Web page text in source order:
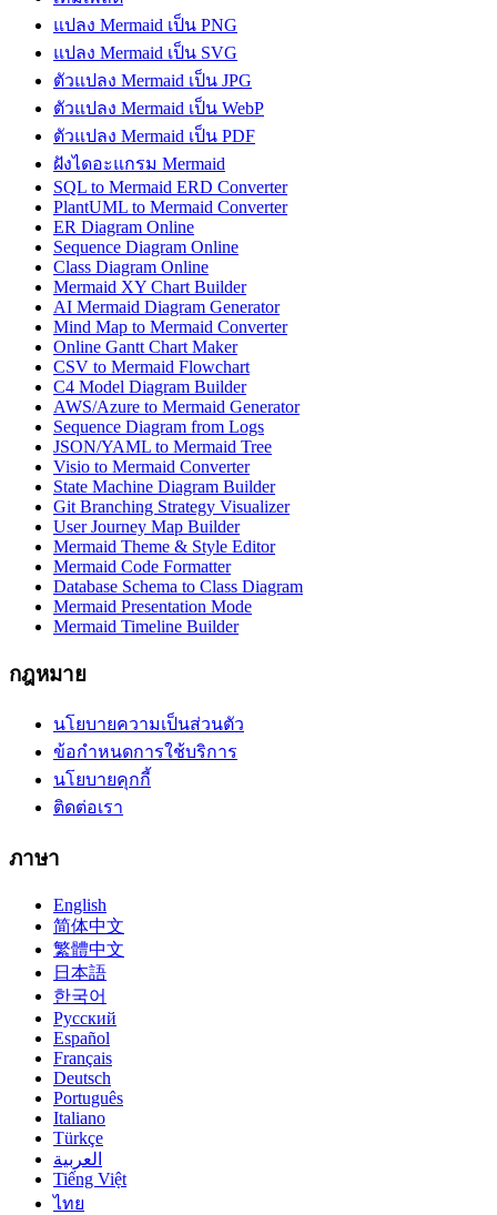
แปลง Mermaid เป็น PNG
แปลง Mermaid เป็น SVG
ตัวแปลง Mermaid เป็น JPG
ตัวแปลง Mermaid เป็น WebP
ตัวแปลง Mermaid เป็น PDF
ฝังไดอะแกรม Mermaid
SQL to Mermaid ERD Converter
PlantUML to Mermaid Converter
ER Diagram Online
Sequence Diagram Online
Class Diagram Online
Mermaid XY Chart Builder
AI Mermaid Diagram Generator
Mind Map to Mermaid Converter
Online Gantt Chart Maker
CSV to Mermaid Flowchart
C4 Model Diagram Builder
AWS/Azure to Mermaid Generator
Sequence Diagram from Logs
JSON/YAML to Mermaid Tree
Visio to Mermaid Converter
State Machine Diagram Builder
Git Branching Strategy Visualizer
User Journey Map Builder
Mermaid Theme & Style Editor
Mermaid Code Formatter
Database Schema to Class Diagram
Mermaid Presentation Mode
Mermaid Timeline Builder
กฎหมาย
นโยบายความเป็นส่วนตัว
ข้อกำหนดการใช้บริการ
นโยบายคุกกี้
ติดต่อเรา
ภาษา
English
简体中文
繁體中文
日本語
한국어
Русский
Español
Français
Deutsch
Português
Italiano
Türkçe
العربية
Tiếng Việt
ไทย